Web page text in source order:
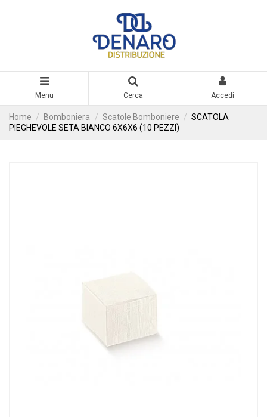
Menu Cerca Accedi
Home Bomboniera Scatole Bomboniere
SCATOLA
PIEGHEVOLE SETA BIANCO 6X6X6 (10 PEZZI)